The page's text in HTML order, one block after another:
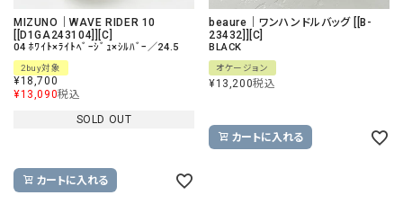
MIZUNO｜WAVE RIDER 10
[[D1GA243104]][C]
04 ﾎﾜｲﾄ×ﾗｲﾄﾍﾞｰｼﾞｭ×ｼﾙﾊﾞｰ／24.5
2buy対象
¥18,700
¥13,090税込
SOLD OUT
カートに入れる
beaure｜ワンハンドルバッグ [[B-
23432]][C]
BLACK
オケージョン
¥13,200税込
カートに入れる